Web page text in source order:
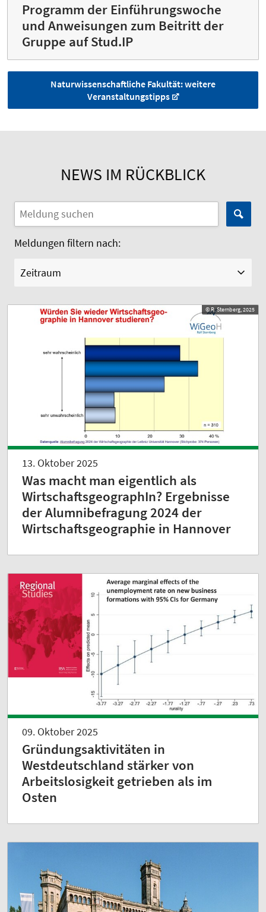
Programm der Einführungswoche
und Anweisungen zum Beitritt der
Gruppe auf Stud.IP
Naturwissenschaftliche Fakultät: weitere
Veranstaltungstipps
NEWS IM RÜCKBLICK
Meldungen filtern nach:
Zeitraum
© R. Sternberg, 2025
13. Oktober 2025
Was macht man eigentlich als
WirtschaftsgeographIn? Ergebnisse
der Alumnibefragung 2024 der
Wirtschaftsgeographie in Hannover
09. Oktober 2025
Gründungsaktivitäten in
Westdeutschland stärker von
Arbeitslosigkeit getrieben als im
Osten